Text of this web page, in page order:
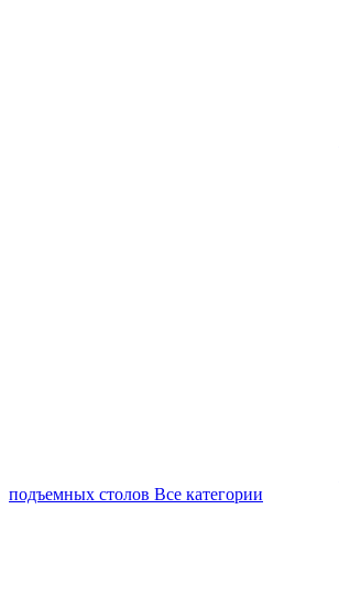
подъемных столов Все категории